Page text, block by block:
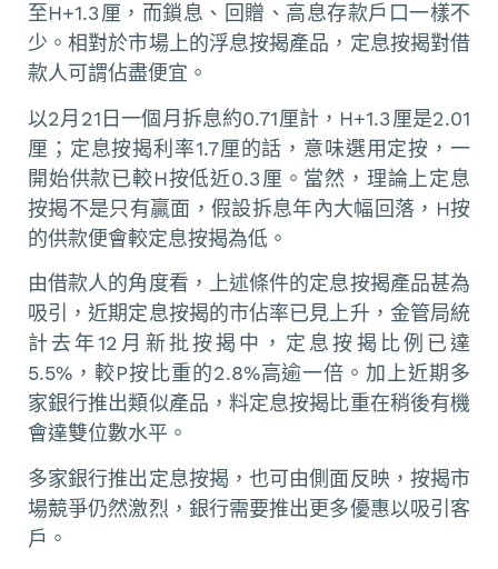
至H+1.3厘，而鎖息、回贈、高息存款戶口一樣不
少。相對於市場上的浮息按揭產品，定息按揭對借
款人可謂佔盡便宜。
以2月21日一個月拆息約0.71厘計，H+1.3厘是2.01
厘；定息按揭利率1.7厘的話，意味選用定按，一
開始供款已較H按低近0.3厘。當然，理論上定息
按揭不是只有贏面，假設拆息年內大幅回落，H按
的供款便會較定息按揭為低。
由借款人的角度看，上述條件的定息按揭產品甚為
吸引，近期定息按揭的市佔率已見上升，金管局統
計去年12月新批按揭中，定息按揭比例已達
5.5%，較P按比重的2.8%高逾一倍。加上近期多
家銀行推出類似產品，料定息按揭比重在稍後有機
會達雙位數水平。
多家銀行推出定息按揭，也可由側面反映，按揭市
場競爭仍然激烈，銀行需要推出更多優惠以吸引客
戶。